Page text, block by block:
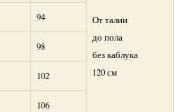
От талии
до пола
без каблука
120 см
94
98
102
106